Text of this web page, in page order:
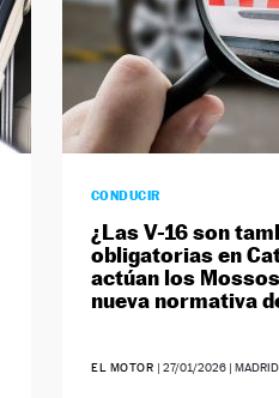
CONDUCIR
¿Las V-16 son
obligatorias en
actúan los
nueva normativa
EL MOTOR |27/01/2026 | MADRID